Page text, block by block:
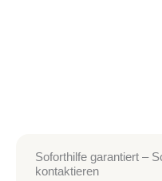
Soforthilfe garantiert –
kontaktieren